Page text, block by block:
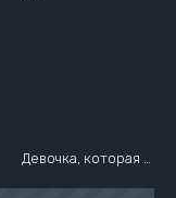
Девочка, которая видит это